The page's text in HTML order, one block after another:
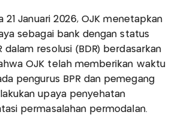
21 Januari 2026, OJK menetapkan
sebagai bank dengan status
dalam resolusi (BDR) berdasarkan
OJK telah memberikan waktu
pengurus BPR dan pemegang
upaya penyehatan
permasalahan permodalan.